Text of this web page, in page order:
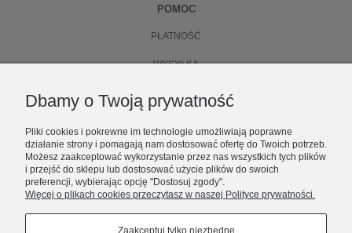
POMOC
PŁATNOŚĆ
WYSYŁKA
O NAS
KONTAKT
O FIRMIE
Dbamy o Twoją prywatność
Pliki cookies i pokrewne im technologie umożliwiają poprawne
działanie strony i pomagają nam dostosować ofertę do Twoich potrzeb.
Możesz zaakceptować wykorzystanie przez nas wszystkich tych plików
i przejść do sklepu lub dostosować użycie plików do swoich
preferencji, wybierając opcję "Dostosuj zgody".
Więcej o plikach cookies przeczytasz w naszej Polityce prywatności.
Zaakceptuj tylko niezbędne